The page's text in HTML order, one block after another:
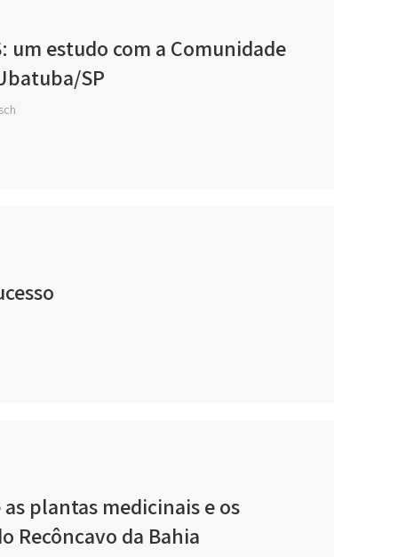
um estudo com a Comunidade
SP
plantas medicinais e os
Recôncavo da Bahia